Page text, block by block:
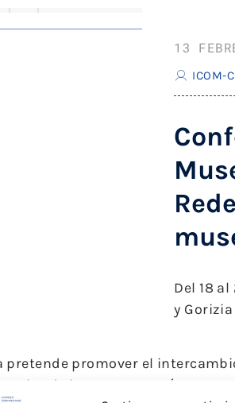
13
ICOM-
Del 18
y
pretende promover el
de los museos, así como